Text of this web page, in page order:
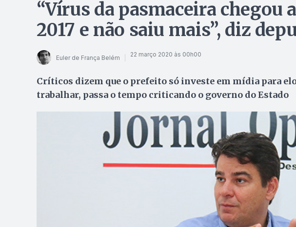
“Vírus da pasmaceira chegou
2017 e não saiu mais”, diz
Euler de França Belém 22 março 2020 às 00h00
Críticos dizem que o prefeito só investe em mídia para
trabalhar, passa o tempo criticando o governo do Estado